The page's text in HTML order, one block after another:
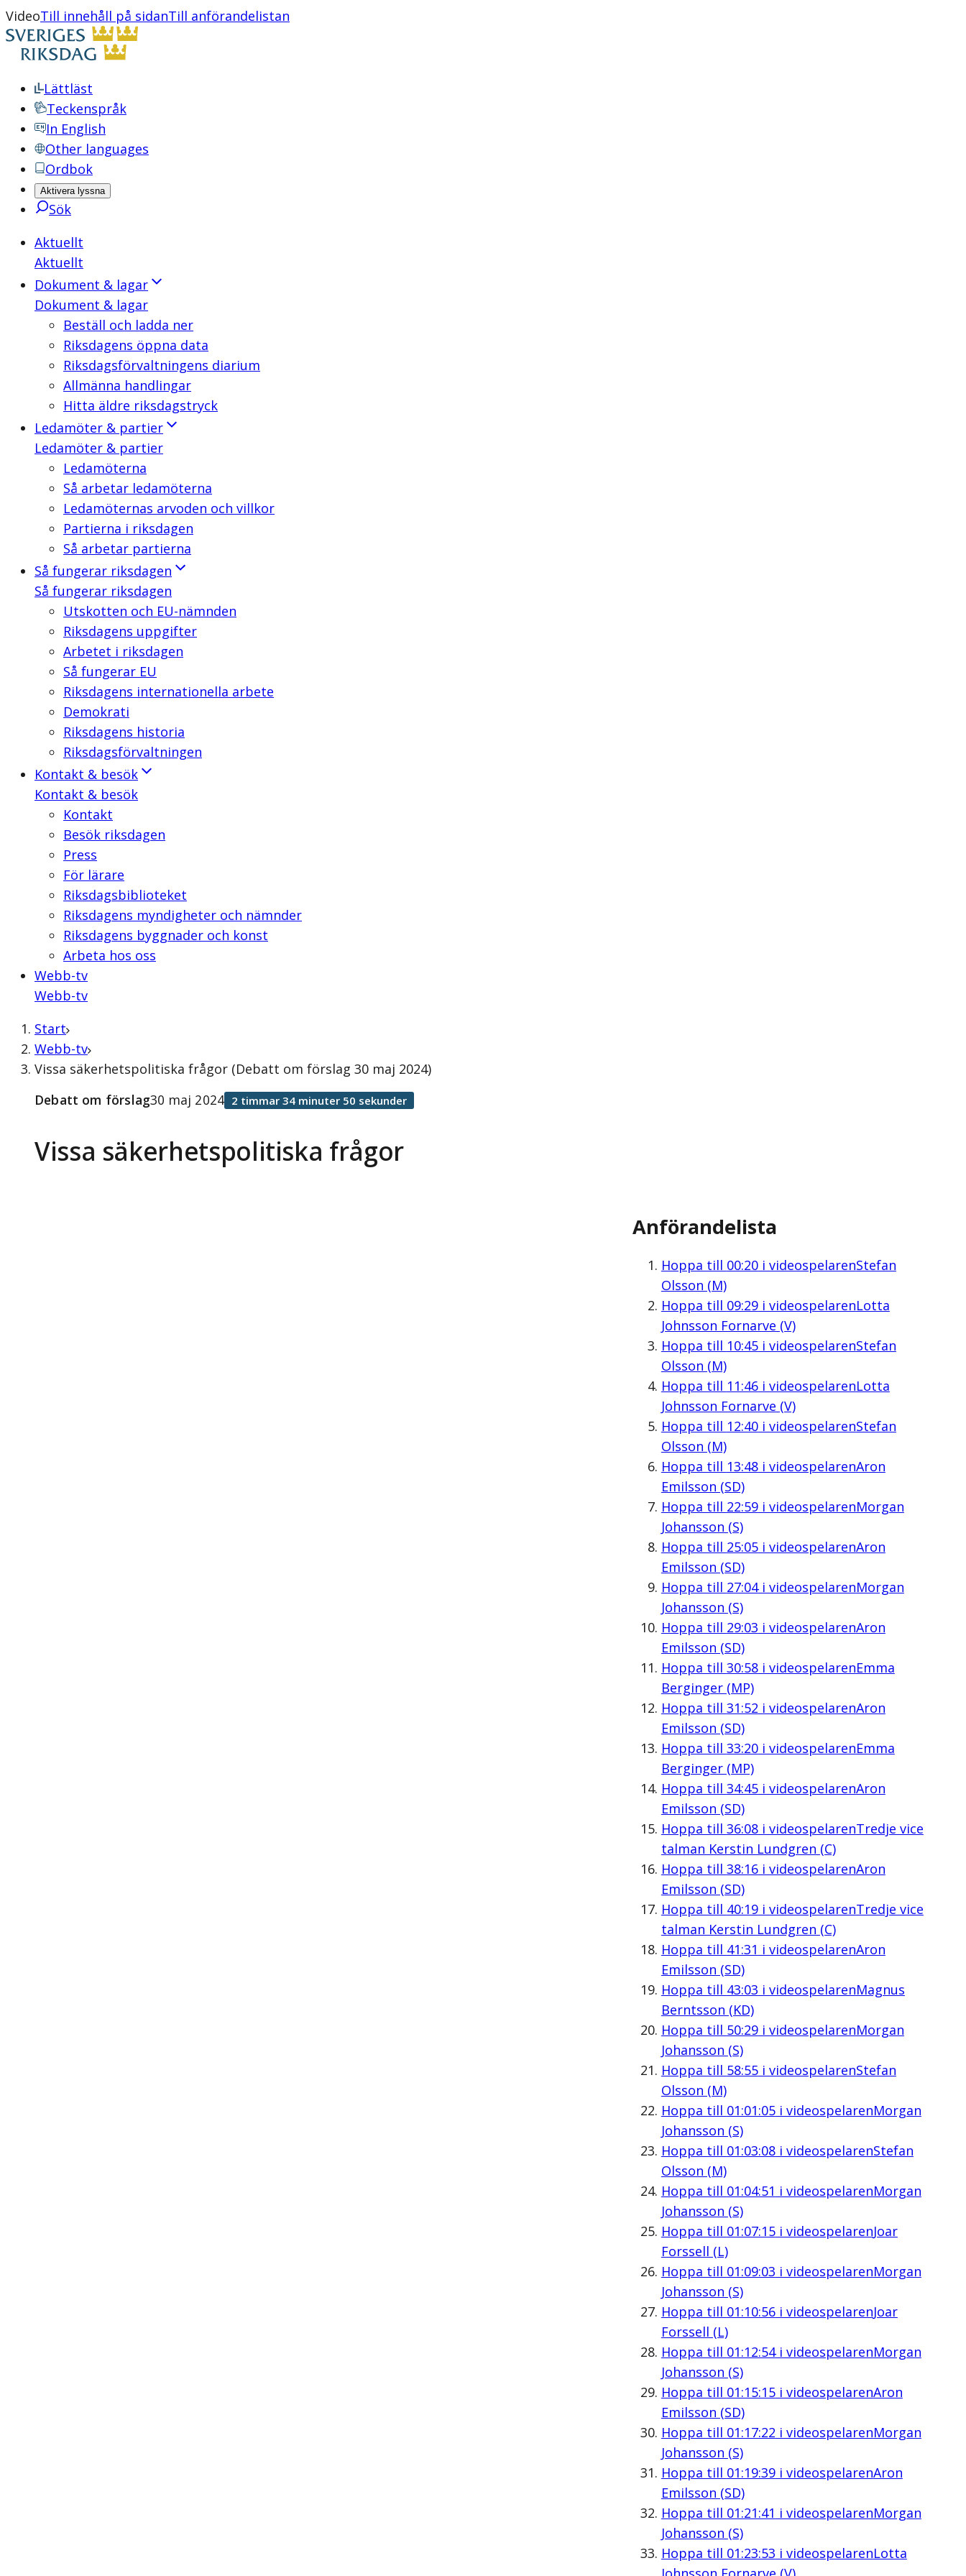
VideoTill innehåll på sidanTill anförandelistan
Lättläst
Teckenspråk
In English
Other languages
Ordbok
Aktivera lyssna
Sök
Aktuellt
Aktuellt
Dokument & lagar
Dokument & lagar
Beställ och ladda ner
Riksdagens öppna data
Riksdagsförvaltningens diarium
Allmänna handlingar
Hitta äldre riksdagstryck
Ledamöter & partier
Ledamöter & partier
Ledamöterna
Så arbetar ledamöterna
Ledamöternas arvoden och villkor
Partierna i riksdagen
Så arbetar partierna
Så fungerar riksdagen
Så fungerar riksdagen
Utskotten och EU-nämnden
Riksdagens uppgifter
Arbetet i riksdagen
Så fungerar EU
Riksdagens internationella arbete
Demokrati
Riksdagens historia
Riksdagsförvaltningen
Kontakt & besök
Kontakt & besök
Kontakt
Besök riksdagen
Press
För lärare
Riksdagsbiblioteket
Riksdagens myndigheter och nämnder
Riksdagens byggnader och konst
Arbeta hos oss
Webb-tv
Webb-tv
Start
Webb-tv
Vissa säkerhetspolitiska frågor (Debatt om förslag 30 maj 2024)
Vissa säkerhetspolitiska frågor
Debatt om förslag30 maj 2024 2 timmar 34 minuter 50 sekunder
Anförandelista
Hoppa till 00:20i videospelarenStefan
Olsson (M)
Hoppa till 09:29i videospelarenLotta
Johnsson Fornarve (V)
Hoppa till 10:45i videospelarenStefan
Olsson (M)
Hoppa till 11:46i videospelarenLotta
Johnsson Fornarve (V)
Hoppa till 12:40i videospelarenStefan
Olsson (M)
Hoppa till 13:48i videospelarenAron
Emilsson (SD)
Hoppa till 22:59i videospelarenMorgan
Johansson (S)
Hoppa till 25:05i videospelarenAron
Emilsson (SD)
Hoppa till 27:04i videospelarenMorgan
Johansson (S)
Hoppa till 29:03 i videospelarenAron
Emilsson (SD)
Hoppa till 30:58i videospelarenEmma
Berginger (MP)
Hoppa till 31:52 i videospelarenAron
Emilsson (SD)
Hoppa till 33:20i videospelarenEmma
Berginger (MP)
Hoppa till 34:45i videospelarenAron
Emilsson (SD)
Hoppa till 36:08i videospelarenTredje vice
talman Kerstin Lundgren (C)
Hoppa till 38:16i videospelarenAron
Emilsson (SD)
Hoppa till 40:19i videospelarenTredje vice
talman Kerstin Lundgren (C)
Hoppa till 41:31 i videospelarenAron
Emilsson (SD)
Hoppa till 43:03 i videospelarenMagnus
Berntsson (KD)
Hoppa till 50:29i videospelarenMorgan
Johansson (S)
Hoppa till 58:55i videospelarenStefan
Olsson (M)
Hoppa till 01:01:05i videospelarenMorgan
Johansson (S)
Hoppa till 01:03:08i videospelarenStefan
Olsson (M)
Hoppa till 01:04:51 i videospelarenMorgan
Johansson (S)
Hoppa till 01:07:15i videospelarenJoar
Forssell (L)
Hoppa till 01:09:03 i videospelarenMorgan
Johansson (S)
Hoppa till 01:10:56i videospelarenJoar
Forssell (L)
Hoppa till 01:12:54i videospelarenMorgan
Johansson (S)
Hoppa till 01:15:15i videospelarenAron
Emilsson (SD)
Hoppa till 01:17:22 i videospelarenMorgan
Johansson (S)
Hoppa till 01:19:39i videospelarenAron
Emilsson (SD)
Hoppa till 01:21:41 i videospelarenMorgan
Johansson (S)
Hoppa till 01:23:53 i videospelarenLotta